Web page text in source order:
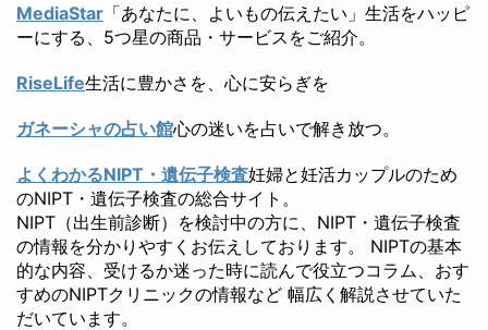
MediaStar 「あなたに、よいもの伝えたい」生活をハッピ
ーにする、5つ星の商品・サービスをご紹介。
RiseLife生活に豊かさを、心に安らぎを
ガネーシャの占い館心の迷いを占いで解き放つ。
よくわかるNIPT・遺伝子検査妊婦と妊活カップルのため
のNIPT・遺伝子検査の総合サイト。
NIPT（出生前診断）を検討中の方に、NIPT・遺伝子検査
の情報を分かりやすくお伝えしております。 NIPTの基本
的な内容、受けるか迷った時に読んで役立つコラム、おす
すめのNIPTクリニックの情報など 幅広く解説させていた
だいています。